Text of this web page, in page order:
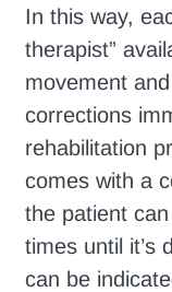
In this way,
therapist”
movement
corrections
rehabilitation
comes with a
the patient
times until it’s
can be